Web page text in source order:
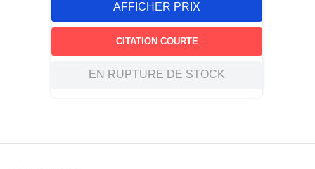
AFFICHER PRIX
CITATION COURTE
EN RUPTURE DE STOCK